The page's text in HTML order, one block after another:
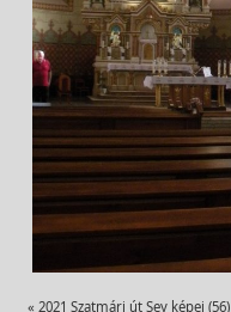
« 2021 Szatmári út Sey képei (56)